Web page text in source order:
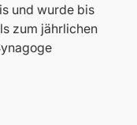
und wurde bis
zum jährlichen